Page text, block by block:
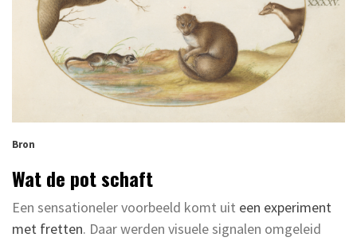
Bron
Wat de pot schaft
Een sensationeler voorbeeld komt uit een experiment
met fretten. Daar werden visuele signalen omgeleid